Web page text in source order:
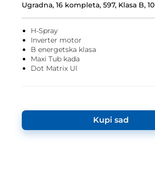
Ugradna, 16 kompleta, 597, Klasa B, 10
H-Spray
Inverter motor
B energetska klasa
Maxi Tub kada
Dot Matrix UI
Kupi sad